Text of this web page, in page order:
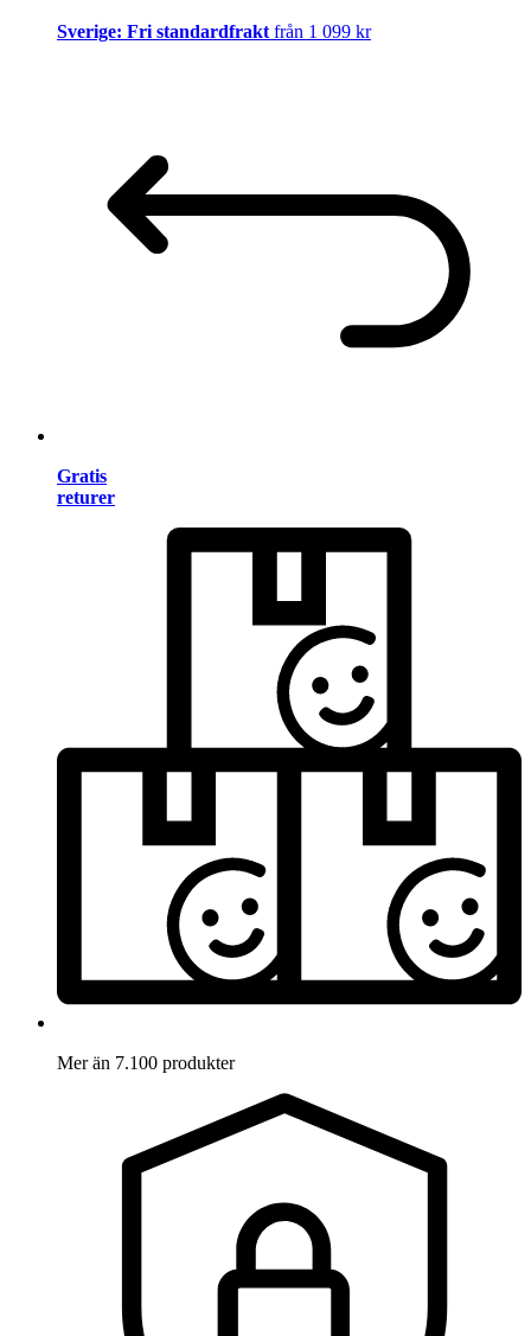
Sverige: Fri standardfrakt från 1 099 kr
Gratis
returer
Mer än 7.100 produkter